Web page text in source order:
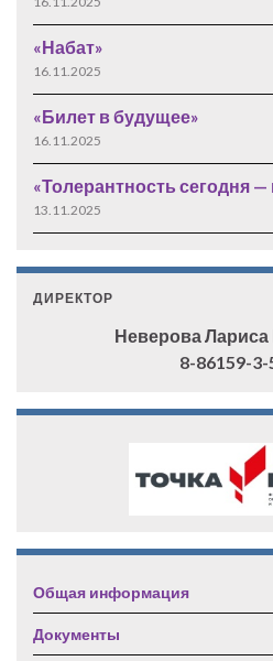
«Набат»
16.11.2025
«Билет в будущее»
16.11.2025
«Толерантность сегодня —
13.11.2025
ДИРЕКТОР
Неверова
8-86159-3-
Общая информация
Документы